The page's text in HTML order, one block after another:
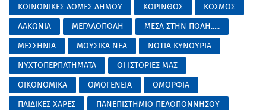
ΚΟΙΝΩΝΙΚΕΣ ΔΟΜΕΣ ΔΗΜΟΥ
ΚΟΡΙΝΘΟΣ
ΚΟΣΜΟΣ
ΛΑΚΩΝΙΑ
ΜΕΓΑΛΟΠΟΛΗ
ΜΕΣΑ ΣΤΗΝ ΠΟΛΗ.....
ΜΕΣΣΗΝΙΑ
ΜΟΥΣΙΚΑ ΝΕΑ
ΝΟΤΙΑ ΚΥΝΟΥΡΙΑ
ΝΥΧΤΟΠΕΡΠΑΤΗΜΑΤΑ
ΟΙ ΙΣΤΟΡΙΕΣ ΜΑΣ
ΟΙΚΟΝΟΜΙΚΑ
ΟΜΟΓΕΝΕΙΑ
ΟΜΟΡΦΙΑ
ΠΑΙΔΙΚΕΣ ΧΑΡΕΣ
ΠΑΝΕΠΙΣΤΗΜΙΟ ΠΕΛΟΠΟΝΝΗΣΟΥ